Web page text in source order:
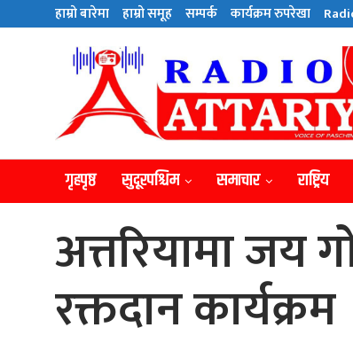
हाम्राे बारेमा हाम्राे समूह सम्पर्क कार्यक्रम रुपरेखा
गृहपृष्ठ सुदूरपश्चिम समाचार राष्ट्रिय
अत्तरियामा जय
रक्तदान कार्यक्रम